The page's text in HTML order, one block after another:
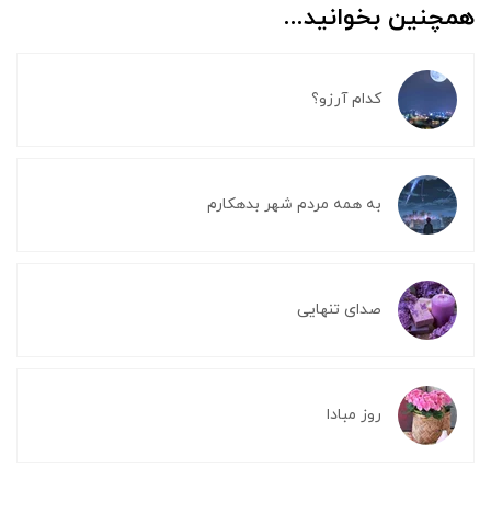
همچنین بخوانید...
کدام آرزو؟
به همه مردم شهر بدهکارم
صدای تنهایی
روز مبادا